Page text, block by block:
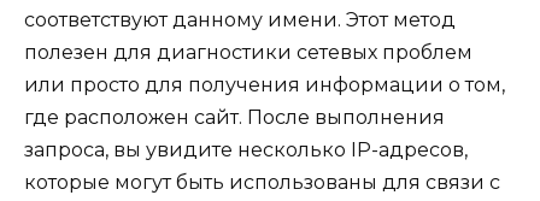
соответствуют данному имени. Этот метод
полезен для диагностики сетевых проблем
или просто для получения информации о том,
где расположен сайт. После выполнения
запроса, вы увидите несколько IP-адресов,
которые могут быть использованы для связи с